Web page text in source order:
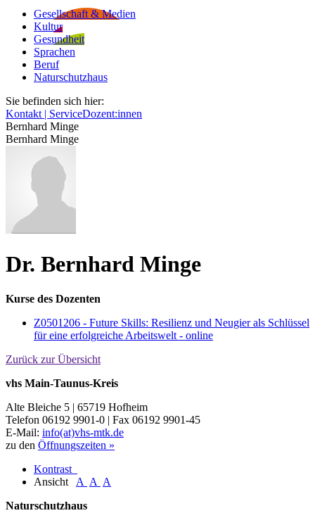
Gesellschaft & Medien
Kultur
Gesundheit
Sprachen
Beruf
Naturschutzhaus
Sie befinden sich hier:
Kontakt | ServiceDozent:innen
Bernhard Minge
Bernhard Minge
Dr. Bernhard Minge
Kurse des Dozenten
Z0501206 - Future Skills: Resilienz und Neugier als Schlüssel
für eine erfolgreiche Arbeitswelt - online
Zurück zur Übersicht
vhs Main-Taunus-Kreis
Alte Bleiche 5 | 65719 Hofheim
Telefon 06192 9901-0 | Fax 06192 9901-45
E-Mail: info(at)vhs-mtk.de
zu den Öffnungszeiten »
Kontrast
Ansicht A A A
Naturschutzhaus